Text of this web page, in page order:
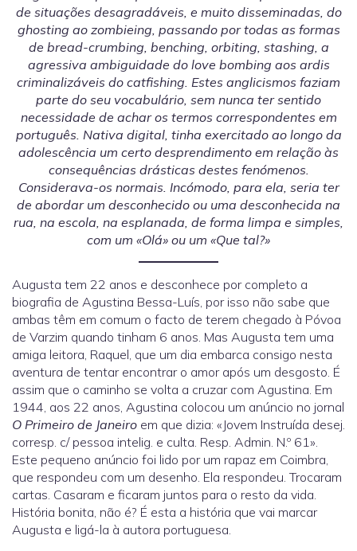
de situações desagradáveis, e muito disseminadas, do
ghosting ao zombieing, passando por todas as formas
de bread-crumbing, benching, orbiting, stashing, a
agressiva ambiguidade do love bombing aos ardis
criminalizáveis do catfishing. Estes anglicismos faziam
parte do seu vocabulário, sem nunca ter sentido
necessidade de achar os termos correspondentes em
português. Nativa digital, tinha exercitado ao longo da
adolescência um certo desprendimento em relação às
consequências drásticas destes fenómenos.
Considerava-os normais. Incómodo, para ela, seria ter
de abordar um desconhecido ou uma desconhecida na
rua, na escola, na esplanada, de forma limpa e simples,
com um «Olá» ou um «Que tal?»
Augusta tem 22 anos e desconhece por completo a
biografia de Agustina Bessa-Luís, por isso não sabe que
ambas têm em comum o facto de terem chegado à Póvoa
de Varzim quando tinham 6 anos. Mas Augusta tem uma
amiga leitora, Raquel, que um dia embarca consigo nesta
aventura de tentar encontrar o amor após um desgosto. É
assim que o caminho se volta a cruzar com Agustina. Em
1944, aos 22 anos, Agustina colocou um anúncio no jornal
O Primeiro de Janeiro em que dizia: «Jovem Instruída desej.
corresp. c/ pessoa intelig. e culta. Resp. Admin. N.º 61».
Este pequeno anúncio foi lido por um rapaz em Coimbra,
que respondeu com um desenho. Ela respondeu. Trocaram
cartas. Casaram e ficaram juntos para o resto da vida.
História bonita, não é? É esta a história que vai marcar
Augusta e ligá-la à autora portuguesa.